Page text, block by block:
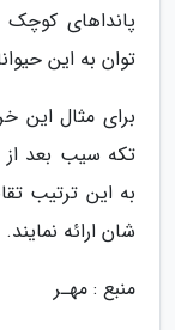
پانداهای کوچک
توان به این
برای مثال این
تکه سیب بعد از
به این ترتیب
شان ارائه نمایند.
منبع : مهـر